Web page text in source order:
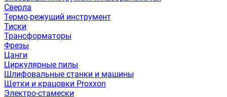
Сверла
Термо-режущий инструмент
Тиски
Трансформаторы
Фрезы
Цанги
Циркулярные пилы
Шлифовальные станки и машины
Щетки и крацовки Proxxon
Электро-стамески